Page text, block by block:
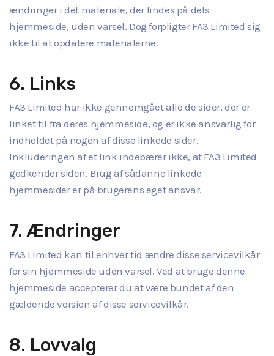
ændringer i det materiale, der findes på dets
hjemmeside, uden varsel. Dog forpligter FA3 Limited sig
ikke til at opdatere materialerne.
6. Links
FA3 Limited har ikke gennemgået alle de sider, der er
linket til fra deres hjemmeside, og er ikke ansvarlig for
indholdet på nogen af disse linkede sider.
Inkluderingen af et link indebærer ikke, at FA3 Limited
godkender siden. Brug af sådanne linkede
hjemmesider er på brugerens eget ansvar.
7. Ændringer
FA3 Limited kan til enhver tid ændre disse servicevilkår
for sin hjemmeside uden varsel. Ved at bruge denne
hjemmeside accepterer du at være bundet af den
gældende version af disse servicevilkår.
8. Lovvalg